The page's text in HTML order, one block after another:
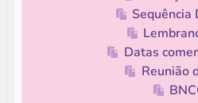
Sequência
Datas
Reunião